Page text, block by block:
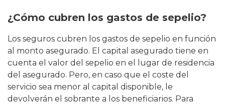
¿Cómo cubren los gastos de sepelio?
Los seguros cubren los gastos de sepelio en función
al monto asegurado. El capital asegurado tiene en
cuenta el valor del sepelio en el lugar de residencia
del asegurado. Pero, en caso que el coste del
servicio sea menor al capital disponible, le
devolverán el sobrante a los beneficiarios. Para